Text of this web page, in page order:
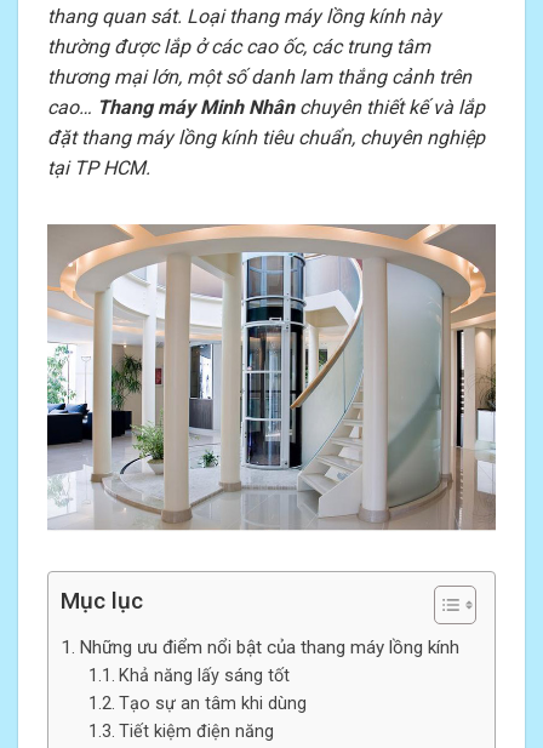
thang quan sát. Loại thang máy lồng kính này
thường được lắp ở các cao ốc, các trung tâm
thương mại lớn, một số danh lam thắng cảnh trên
cao… Thang máy Minh Nhânchuyên thiết kế và lắp
đặt thang máy lồng kính tiêu chuẩn, chuyên nghiệp
tại TP HCM.
Mục lục
Những ưu điểm nổi bật của thang máy lồng kính
Khả năng lấy sáng tốt
Tạo sự an tâm khi dùng
Tiết kiệm điện năng